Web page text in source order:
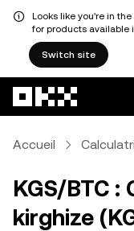
Looks like you're in
for products available
Switch site
Accueil
KGS/BTC :
kirghize